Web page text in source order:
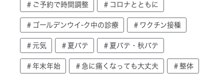
＃ご予約で時間調整 ＃コロナとともに
＃ゴールデンウイ-ク中の診療 ＃ワクチン接種
＃元気 ＃夏バテ ＃夏バテ・秋バテ
＃年末年始 ＃急に痛くなっても大丈夫 ＃整体